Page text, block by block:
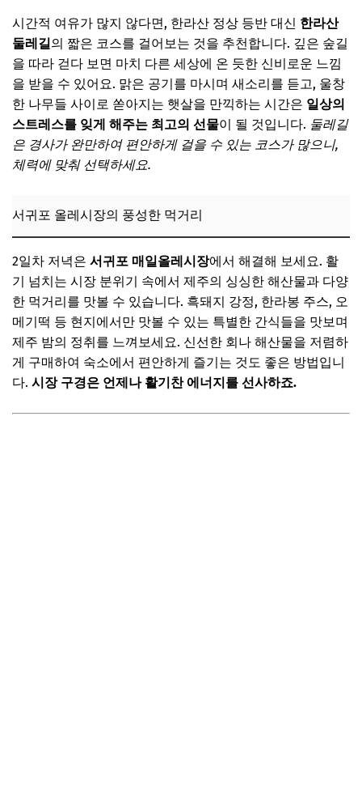
시간적 여유가 많지 않다면, 한라산 정상 등반 대신 한라산
둘레길의 짧은 코스를 걸어보는 것을 추천합니다. 깊은 숲길
을 따라 걷다 보면 마치 다른 세상에 온 듯한 신비로운 느낌
을 받을 수 있어요. 맑은 공기를 마시며 새소리를 듣고, 울창
한 나무들 사이로 쏟아지는 햇살을 만끽하는 시간은 일상의
스트레스를 잊게 해주는 최고의 선물이 될 것입니다. 둘레길
은 경사가 완만하여 편안하게 걸을 수 있는 코스가 많으니,
체력에 맞춰 선택하세요.
서귀포 올레시장의 풍성한 먹거리
2일차 저녁은 서귀포 매일올레시장에서 해결해 보세요. 활
기 넘치는 시장 분위기 속에서 제주의 싱싱한 해산물과 다양
한 먹거리를 맛볼 수 있습니다. 흑돼지 강정, 한라봉 주스, 오
메기떡 등 현지에서만 맛볼 수 있는 특별한 간식들을 맛보며
제주 밤의 정취를 느껴보세요. 신선한 회나 해산물을 저렴하
게 구매하여 숙소에서 편안하게 즐기는 것도 좋은 방법입니
다. 시장 구경은 언제나 활기찬 에너지를 선사하죠.